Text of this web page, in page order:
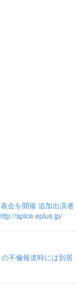
会を開催 追加出演者
spice.eplus.jp/
不倫報道時には別居